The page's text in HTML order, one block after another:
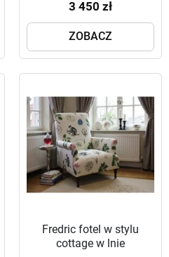
3 450 zł
ZOBACZ
Fredric fotel w stylu
cottage w lnie